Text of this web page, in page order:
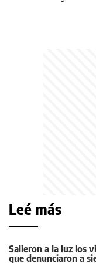
Leé más
Salieron a la luz los
que denunciaron a